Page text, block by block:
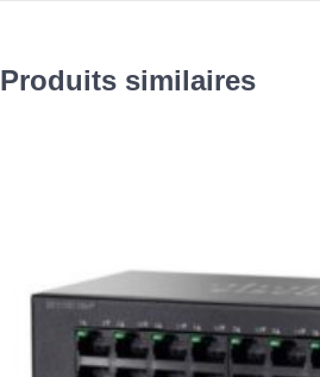
Produits similaires